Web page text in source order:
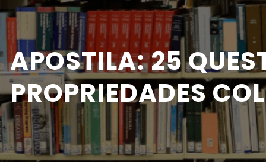
APOSTILA: 25
PROPRIEDADES